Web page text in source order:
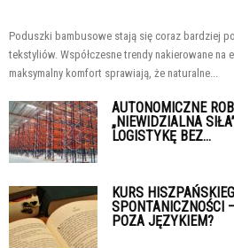
Poduszki bambusowe stają się coraz bardziej
tekstyliów. Współczesne trendy nakierowane
maksymalny komfort sprawiają, że naturalne...
AUTONOMICZNE
„NIEWIDZIALNA
LOGISTYKĘ BEZ...
KURS
SPONTANICZNOŚCI
POZA JĘZYKIEM?